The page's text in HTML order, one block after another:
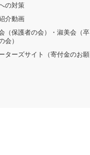
の対策
介動画
（保護者の会）・淑美会（卒
会）
ターズサイト（寄付金のお願